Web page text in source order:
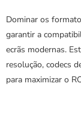
Dominar os
garantir a
ecrãs modernas.
resolução, codecs
para maximizar o